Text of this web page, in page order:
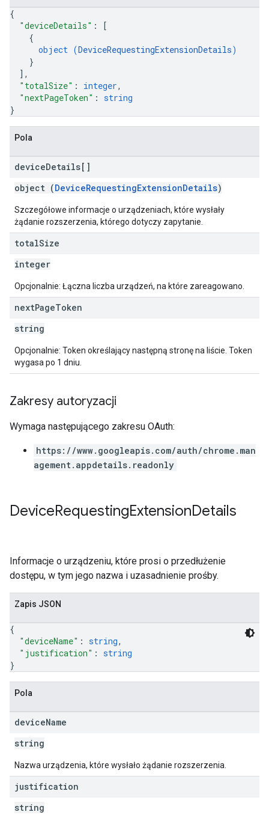
{
"deviceDetails" :
[
{
object (DeviceRequestingExtensionDetails)
}
] ,
"totalSize" : integer,
"nextPageToken" : string
}
Pola
deviceDetails[]
object (DeviceRequestingExtensionDetails)
Szczegółowe informacje o urządzeniach, które wysłały
żądanie rozszerzenia, którego dotyczy zapytanie.
totalSize
integer
Opcjonalnie: Łączna liczba urządzeń, na które zareagowano.
nextPageToken
string
Opcjonalnie: Token określający następną stronę na liście. Token
wygasa po 1 dniu.
Zakresy autoryzacji
Wymaga następującego zakresu OAuth:
https://www.googleapis.com/auth/chrome.man
agement.appdetails.readonly
DeviceRequestingExtensionDetails
Informacje o urządzeniu, które prosi o przedłużenie
dostępu, w tym jego nazwa i uzasadnienie prośby.
Zapis JSON
{
"deviceName" : string,
"justification" : string
}
Pola
deviceName
string
Nazwa urządzenia, które wysłało żądanie rozszerzenia.
justification
string